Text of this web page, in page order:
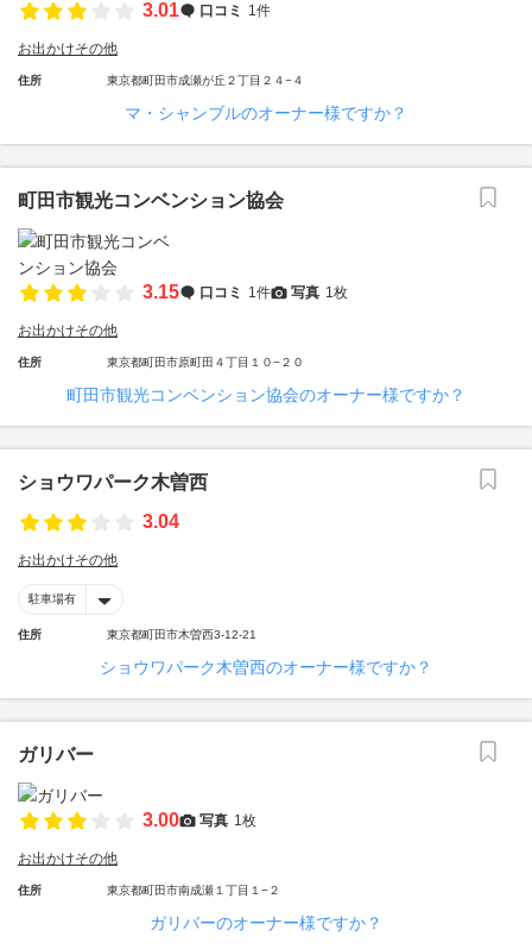
3.01
口コミ 1件
お出かけその他
住所 東京都町田市成瀬が丘２丁目２４−４
マ・シャンブルのオーナー様ですか？
町田市観光コンベンション協会
3.15 口コミ 1件 写真 1枚
お出かけその他
住所 東京都町田市原町田４丁目１０−２０
町田市観光コンベンション協会のオーナー様ですか？
ショウワパーク木曽西
3.04
お出かけその他
駐車場有
住所 東京都町田市木曽西3-12-21
ショウワパーク木曽西のオーナー様ですか？
ガリバー
3.00 写真 1枚
お出かけその他
住所 東京都町田市南成瀬１丁目１−２
ガリバーのオーナー様ですか？